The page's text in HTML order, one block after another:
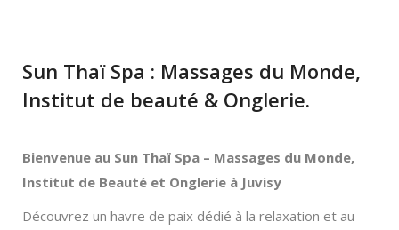
Sun Thaï Spa : Massages du Monde,
Institut de beauté & Onglerie.
Bienvenue au Sun Thaï Spa – Massages du Monde,
Institut de Beauté et Onglerie à Juvisy
Découvrez un havre de paix dédié à la relaxation et au